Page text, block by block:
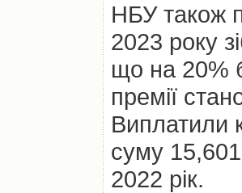
НБУ також
2023 року
що на 20%
премії
Виплатили
суму
2022 рік.